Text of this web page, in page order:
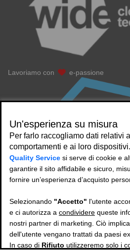
Un'esperienza su misura
Per farlo raccogliamo dati relativi
comportamenti e ai loro dispositivi.
Quality Service si serve di cookie e
garantire il sito affidabile e sicuro,
fornire un’esperienza d’acquisto
Selezionando "Accetto" l'utente
e ci autorizza a condividere queste
nostri partner di marketing. Ciò
dell'utente vengano trattati da paesi
In caso di Rifiuto utilizzeremo solo i
Lavoriamo con e-passione